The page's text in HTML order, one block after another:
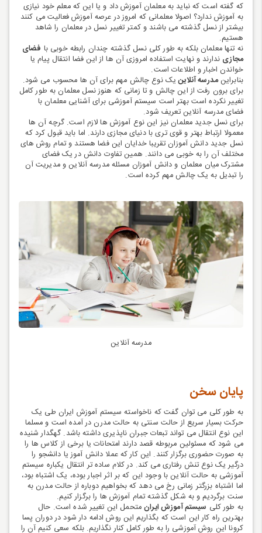
که گفته است که نباید به معلمان آموزش داد و یا این که معلم خود نیازی
به آموزش ندارد؟ اصولا معلمانی که امروز در عرصه آموزش فعالیت می کنند
بیشتر از نسل گذشته می باشند و کمتر تغییر نسل در معلمان را شاهد
هستیم.
نه تنها معلمان بلکه به طور کلی نسل گذشته چندان رابطه خوبی با فضای
مجازی ندارند و نهایت استفاده امروزی آن ها از این فضا انتقال پیام یا
خواندن اخبار و اطلاعات است.
بنابراینمدرسه آنلاینیک نوع چالش مهم برای آن ها محسوب می شود.
برای برون رفت از این چالش و تا زمانی که هنوز نسل معلمان به طور کامل
تغییر نکرده است بهتر است سیستم آموزشی برای آشنایی معلمان با
فضای مدرسه آنلاین تعریف شود.
برای نسل جدید معلمان نیز این نوع آموزش ها لازم است. گرچه آن ها
معمولا ارتباط بهتر و قوی تری با دنیای مجازی دارند. اما باید قبول کرد که
نسل جدید دانش آموزان تقریبا خدایان این فضا هستند و تمام روش های
مختلف آن را به خوبی می دانند. همین تفاوت دانش در یک فضای
مشترک میان معلمان و دانش آموزان مسئله مدرسه آنلاین و مدیریت آن
را تبدیل به یک چالش مهم کرده است.
مدرسه آنلاین
پایان سخن
به طور کلی می توان گفت که ناخواسته سیستم آموزش ایران طی یک
حرکت بسیار سریع از حالت سنتی به حالت مدرن در آمده است و مسلما
این نوع انتقال می تواند تبعات جبران ناپذیری داشته باشد. گهگدار شنیده
می شود که مسئولین مربوطه قصد دارند امتحانات یا برخی از کلاس ها را
به صورت حضوری برگزار کنند. این کار که عملا دانش آموز یا دانشجو را
درگیر یک نوع تنش رفتاری می کند. در کلام ساده تر انتقال یکباره سیستم
آموزشی به حالت آنلاین با وجود این که بر اثر اجبار بوده، یک اشتباه بود،
اما اشتباه بزرگتر زمانی رخ می دهد که بخواهیم دوباره از حالت مدرن به
سنت برگردیم و به شکل گذشته تمام آموزش ها را برگزار کنیم.
به طور کلی سیستم آموزش ایرانمتحمل این تغییر شده است. حال
بهترین راه کار این است که بگذاریم این روش ادامه دار شود در دوران پسا
کرونا این روش آموزشی را به طور کامل کنار نگذاریم. بلکه سعی کنیم آن را